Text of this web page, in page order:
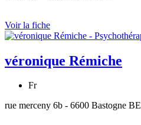
Voir la fiche
véronique Rémiche
Fr
rue merceny 6b - 6600 Bastogne BE